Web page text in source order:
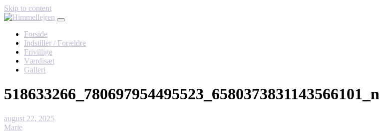
Skip to content
Forside
Indstiller / Forældre
Frivillige
Værdisæt
Galleri
518633266_780697954495523_6580373831143566101_n
august 22, 2025
Marie